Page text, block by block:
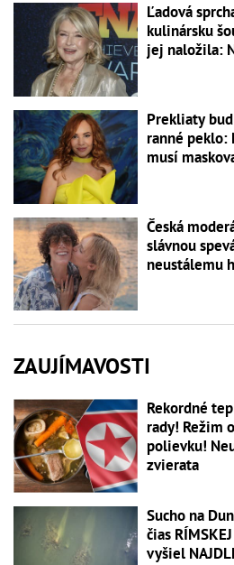
Ľadová
kulinársku
jej naložila:
Prekliaty
ranné peklo:
musí
Česká
slávnou
neustálemu
ZAUJÍMAVOSTI
Rekordné
rady! Režim
polievku!
zvierata
Sucho na
čias
vyšiel